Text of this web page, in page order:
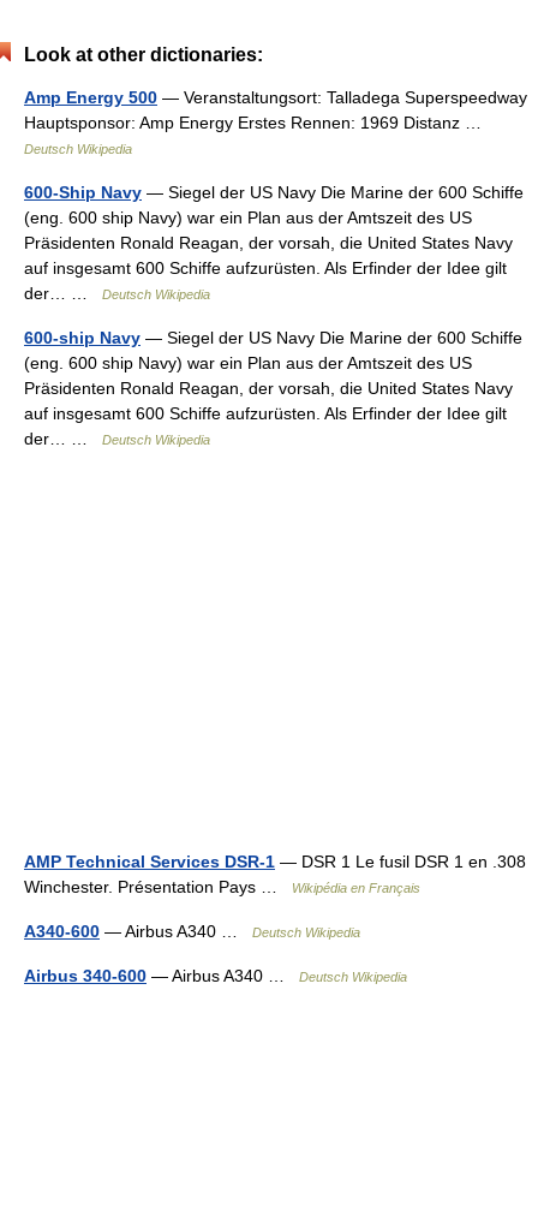
Look at other dictionaries:
Amp Energy 500 — Veranstaltungsort: Talladega Superspeedway
Hauptsponsor: Amp Energy Erstes Rennen: 1969 Distanz …
Deutsch Wikipedia
600-Ship Navy — Siegel der US Navy Die Marine der 600 Schiffe
(eng. 600 ship Navy) war ein Plan aus der Amtszeit des US
Präsidenten Ronald Reagan, der vorsah, die United States Navy
auf insgesamt 600 Schiffe aufzurüsten. Als Erfinder der Idee gilt
der… …
Deutsch Wikipedia
600-ship Navy — Siegel der US Navy Die Marine der 600 Schiffe
(eng. 600 ship Navy) war ein Plan aus der Amtszeit des US
Präsidenten Ronald Reagan, der vorsah, die United States Navy
auf insgesamt 600 Schiffe aufzurüsten. Als Erfinder der Idee gilt
der… …
Deutsch Wikipedia
AMP Technical Services DSR-1 — DSR 1 Le fusil DSR 1 en .308
Winchester. Présentation Pays …
Wikipédia en Français
A340-600 — Airbus A340 … Deutsch Wikipedia
Airbus 340-600 — Airbus A340 … Deutsch Wikipedia